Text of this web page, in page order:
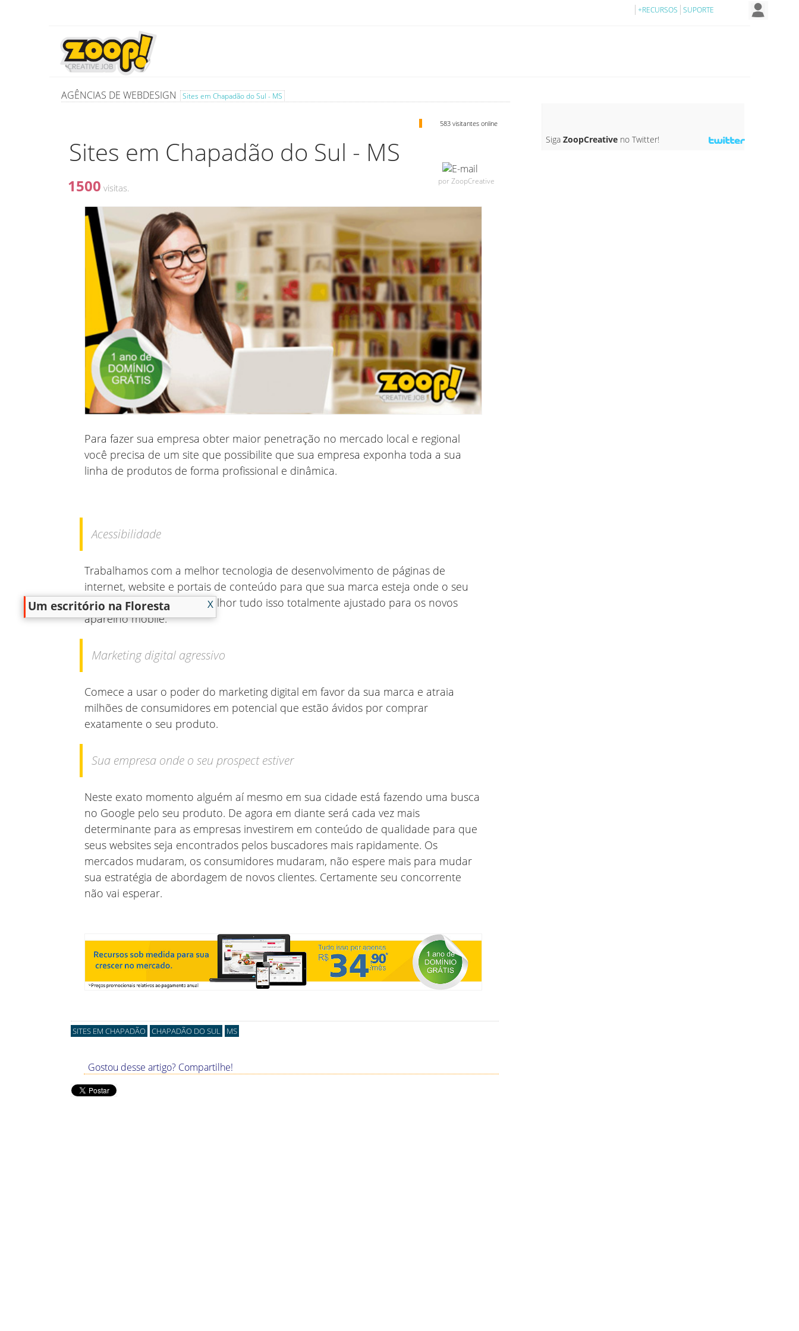
+RECURSOS SUPORTE
Siga ZoopCreative no Twitter!
AGÊNCIAS DE WEBDESIGN Sites em Chapadão do Sul - MS
583 visitantes online
Sites em Chapadão do Sul - MS
por ZoopCreative
1500 visitas.
Para fazer sua empresa obter maior penetração no mercado local e regional
você precisa de um site que possibilite que sua empresa exponha toda a sua
linha de produtos de forma profissional e dinâmica.
Acessibilidade
Trabalhamos com a melhor tecnologia de desenvolvimento de páginas de
internet, website e portais de conteúdo para que sua marca esteja onde o seu
consumidor estiver, e o melhor tudo isso totalmente ajustado para os novos
aparelho mobile.
Marketing digital agressivo
Comece a usar o poder do marketing digital em favor da sua marca e atraia
milhões de consumidores em potencial que estão ávidos por comprar
exatamente o seu produto.
Sua empresa onde o seu prospect estiver
Neste exato momento alguém aí mesmo em sua cidade está fazendo uma busca
no Google pelo seu produto. De agora em diante será cada vez mais
determinante para as empresas investirem em conteúdo de qualidade para que
seus websites seja encontrados pelos buscadores mais rapidamente. Os
mercados mudaram, os consumidores mudaram, não espere mais para mudar
sua estratégia de abordagem de novos clientes. Certamente seu concorrente
não vai esperar.
SITES EM CHAPADÃO CHAPADÃO DO SUL MS
Gostou desse artigo? Compartilhe!
X
Um escritório na Floresta